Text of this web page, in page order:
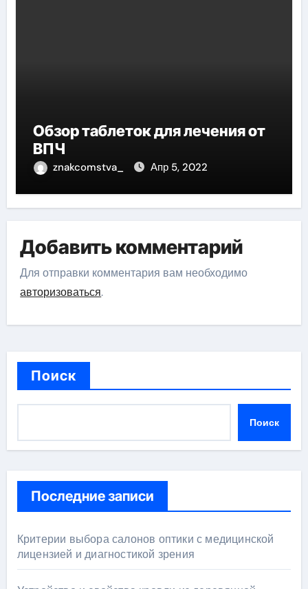
Обзор таблеток для лечения от
ВПЧ
znakcomstva_ Апр 5, 2022
Добавить комментарий
Для отправки комментария вам необходимо
авторизоваться.
Поиск
Поиск
Последние записи
Критерии выбора салонов оптики с медицинской
лицензией и диагностикой зрения